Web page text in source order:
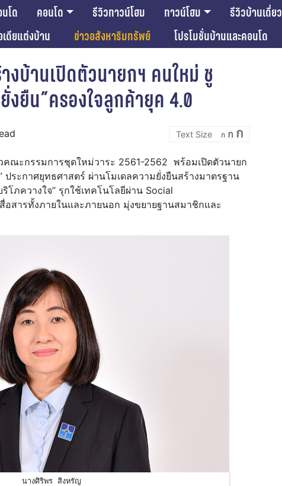
โด คอนโด รีวิวทาวน์โฮม ทาวน์โฮม รีวิวบ้านเดี่ยว
เดียแต่งบ้าน ข่าวอสังหาริมทรัพย์ โปรโมชั่นบ้านและคอนโด
งบ้านเปิดตัวนายกฯ คนใหม่ ชู
งยืน”ครองใจลูกค้ายุค 4.0
ก
Decrease
font
size.
ก Reset
font
ก
คณะกรรมการชุดใหม่วาระ 2561-2562 พร้อมเปิดตัวนายก
ระกาศยุทธศาสตร์ ผ่านโมเดลความยั่งยืนสร้างมาตรฐาน
โภควางใจ” รุกใช้เทคโนโลยีผ่าน Social
สารทั้งภายในและภายนอก มุ่งขยายฐานสมาชิกและ
นางศิริพร สิงหรัญ